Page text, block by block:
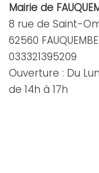
Mairie de
8 rue de Saint-
62560
033321395209
Ouverture : Du
de 14h à 17h